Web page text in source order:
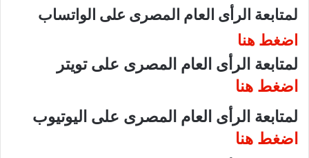
لمتابعة الرأى العام المصرى على الواتساب
اضغط هنا
لمتابعة الرأى العام المصرى على تويتر
اضغط هنا
لمتابعة الرأى العام المصرى على اليوتيوب
اضغط هنا